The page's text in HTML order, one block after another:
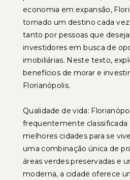
economia em expansão,
tornado um destino cada
tanto por pessoas que
investidores em busca de
imobiliárias. Neste texto,
benefícios de morar e
Florianópolis.
Qualidade de vida:
frequentemente classificada
melhores cidades para se
uma combinação única de
áreas verdes preservadas e
moderna, a cidade oferece